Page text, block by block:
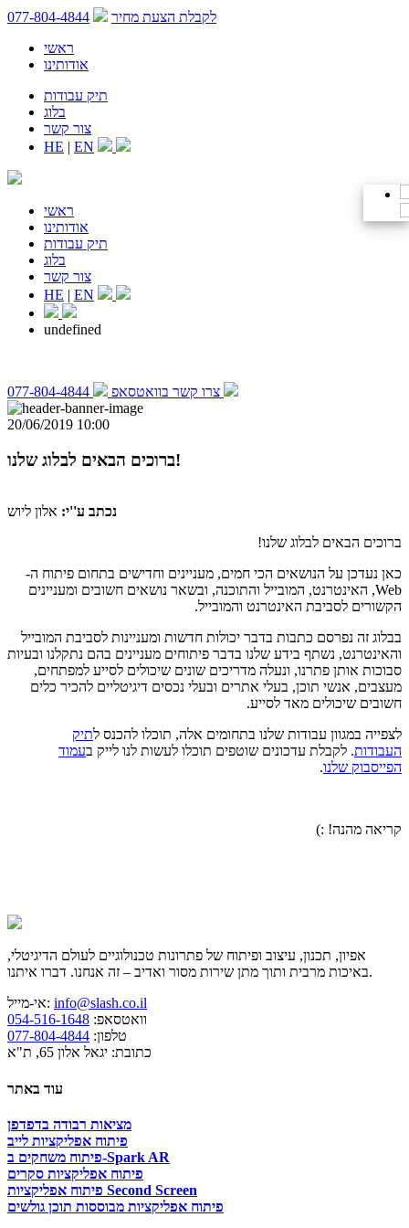
לקבלת הצעת מחיר
077-804-4844
ראשי
אודותינו
תיק עבודות
בלוג
צור קשר
HE | EN
ראשי
אודותינו
תיק עבודות
בלוג
צור קשר
HE | EN
undefined
צרו קשר בוואטסאפ 077-804-4844
20/06/2019 10:00
ברוכים הבאים לבלוג שלנו!
נכתב ע''י: אלון ליוש
ברוכים הבאים לבלוג שלנו!
כאן נעדכן על הנושאים הכי חמים, מעניינים וחדישים בתחום פיתוח ה-
Web, האינטרנט, המובייל והתוכנה, ובשאר נושאים חשובים ומעניינים
הקשורים לסביבת האינטרנט והמובייל.
בבלוג זה נפרסם כתבות בדבר יכולות חדשות ומעניינות לסביבת המובייל
והאינטרנט, נשתף בידע שלנו בדבר פיתוחים מעניינים בהם נתקלנו ובעיות
סבוכות אותן פתרנו, ונעלה מדריכים שונים שיכולים לסייע למפתחים,
מעצבים, אנשי תוכן, בעלי אתרים ובעלי נכסים דיגיטליים להכיר כלים
חשובים שיכולים מאד לסייע.
לצפייה במגוון עבודות שלנו בתחומים אלה, תוכלו להכנס לתיק
העבודות. לקבלת עדכונים שוטפים תוכלו לעשות לנו לייק בעמוד
הפייסבוק שלנו.
קריאה מהנה! :)
אפיון, תכנון, עיצוב ופיתוח של פתרונות טכנולוגיים לעולם הדיגיטלי,
באיכות מרבית ותוך מתן שירות מסור ואדיב – זה אנחנו. דברו איתנו.
אי-מייל: info@slash.co.il
וואטסאפ: 054-516-1648
טלפון: 077-804-4844
כתובת: יגאל אלון 65, ת"א
עוד באתר
מציאות רבודה בדפדפן
פיתוח אפליקציות לייב
פיתוח משחקים ב-Spark AR
פיתוח אפליקציות סקרים
פיתוח אפליקציות Second Screen
פיתוח אפליקציות מבוססות תוכן גולשים